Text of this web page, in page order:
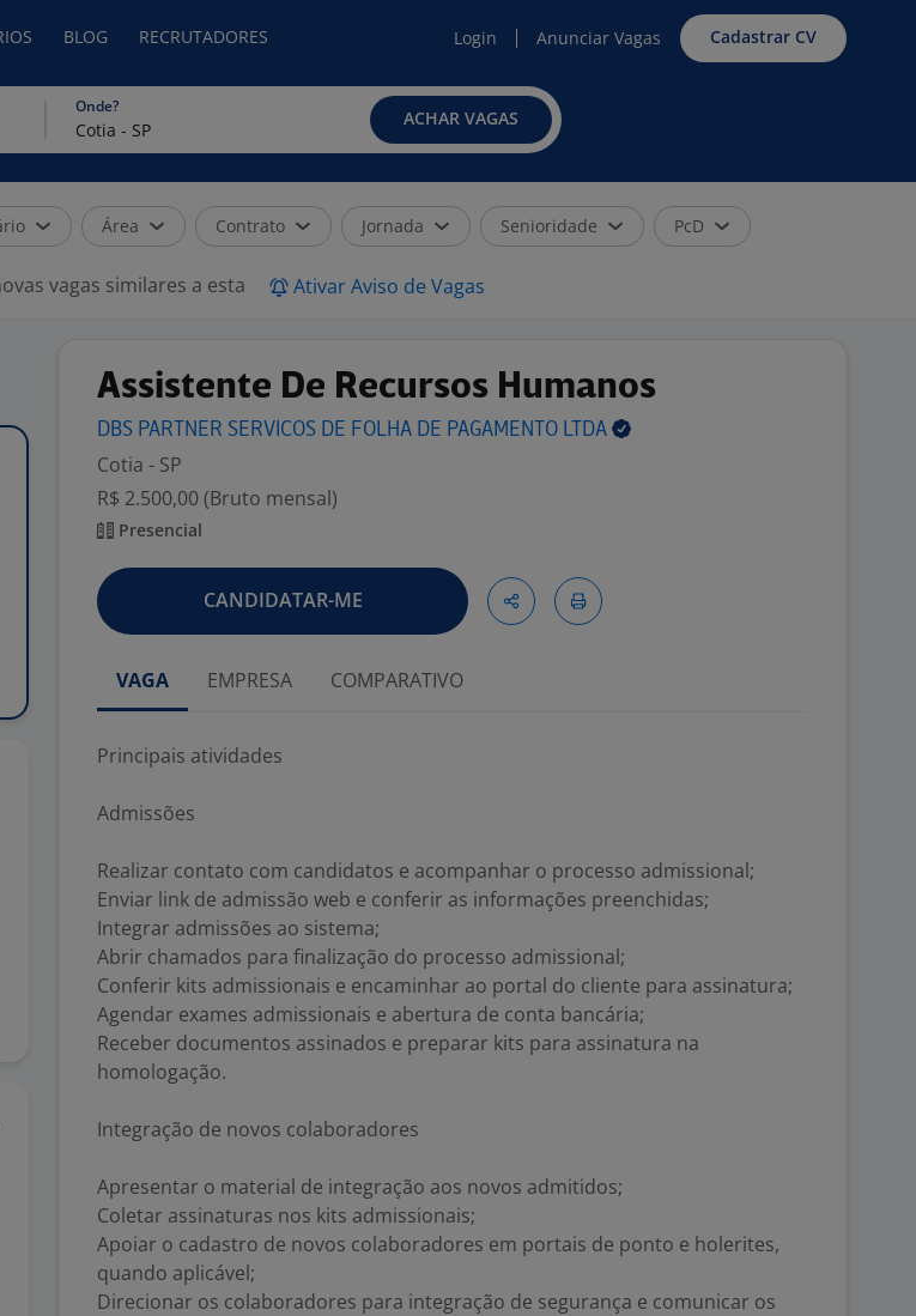
BLOG RECRUTADORES Login Anunciar Vagas Cadastrar CV
Onde?
ACHAR VAGAS
Área Contrato Jornada Senioridade PcD
vagas similares a esta Ativar Aviso de Vagas
Assistente De Recursos Humanos
DBS PARTNER SERVICOS DE FOLHA DE PAGAMENTO LTDA
Cotia - SP
R$ 2.500,00 (Bruto mensal)
Presencial
CANDIDATAR-ME
VAGA EMPRESA COMPARATIVO
Principais atividades
Admissões
Realizar contato com candidatos e acompanhar o processo admissional;
Enviar link de admissão web e conferir as informações preenchidas;
Integrar admissões ao sistema;
Abrir chamados para finalização do processo admissional;
Conferir kits admissionais e encaminhar ao portal do cliente para assinatura;
Agendar exames admissionais e abertura de conta bancária;
Receber documentos assinados e preparar kits para assinatura na
homologação.
Integração de novos colaboradores
Apresentar o material de integração aos novos admitidos;
Coletar assinaturas nos kits admissionais;
Apoiar o cadastro de novos colaboradores em portais de ponto e holerites,
quando aplicável;
Direcionar os colaboradores para integração de segurança e comunicar os